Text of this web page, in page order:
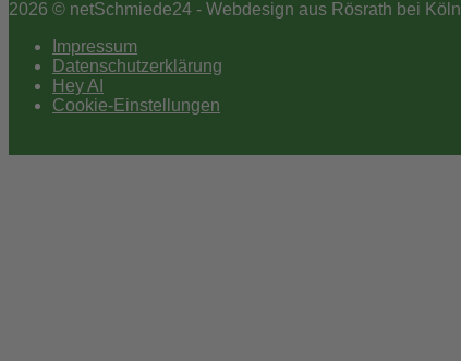
2026 © netSchmiede24 - Webdesign aus Rösrath bei Köln
Impressum
Datenschutzerklärung
Hey AI
Cookie-Einstellungen